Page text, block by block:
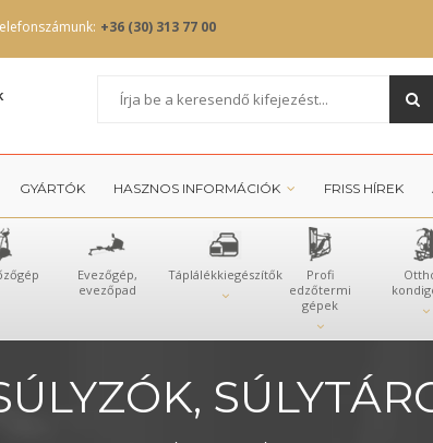
+36 (30) 313 77 00
GYÁRTÓK HASZNOS INFORMÁCIÓK FRISS HÍREK
Evezőgép,
evezőpad
Táplálékkiegészítők
Profi
edzőtermi
gépek